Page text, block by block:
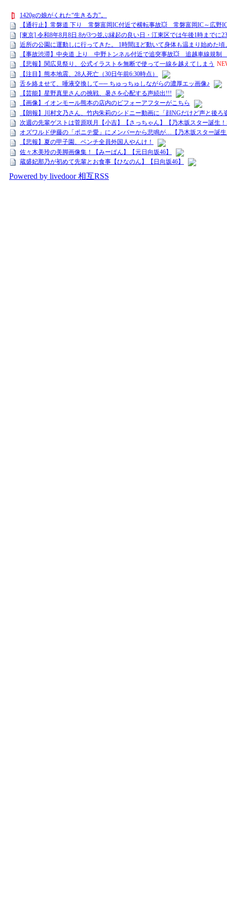
1420gの娘がくれた“生きる力”。
【通行止】常磐道 下り 常磐富岡IC付近で横転事故💥 常磐富岡IC～広野
[東京] 令和8年8月8日 8が3つ並ぶ縁起の良い日・江東区では午後1時までに
近所の公園に運動しに行ってきた。 1時間ほど動いて身体も温まり始めた
【事故渋滞】中央道 上り 中野トンネル付近で追突事故💥 追越車線規
【悲報】関広見祭り、公式イラストを無断で使って一線を越えてしまう
【注目】熊本地震、28人死亡（30日午前6:30時点）
舌を絡ませて、唾液交換して── ちゅっちゅしながらの濃厚エッ画像♪
【芸能】星野真里さんの挑戦、暑さを心配する声続出!!!
【画像】イオンモール熊本の店内のビフォーアフターがこちら
【朗報】川村文乃さん、竹内朱莉のシドニー動画に「顔NGだけど声と後
次週の先輩ゲストは菅原咲月【小吉】【さっちゃん】【乃木坂スター誕生
オズワルド伊藤の「ポニテ愛」にメンバーから悲鳴が…【乃木坂スター誕
【悲報】夏の甲子園、ベンチ全員外国人やんけ！
佐々木美玲の美脚画像集！【みーぱん】【元日向坂46】
蔵盛妃那乃が初めて先輩とお食事【ひなのん】【日向坂46】
Powered by livedoor 相互RSS